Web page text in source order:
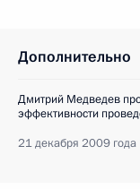
Дополнительно
Дмитрий Медведев
эффективности
21 декабря 2009 года